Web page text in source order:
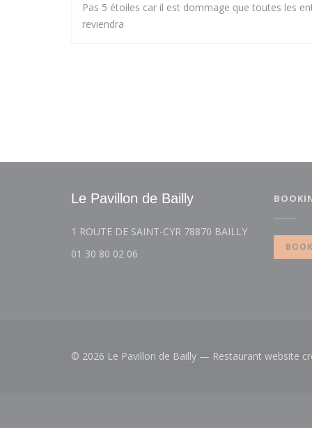
Pas 5 étoiles car il est dommage que toutes les
reviendra
Le Pavillon de Bailly
1 ROUTE DE SAINT-CYR 78870 BAILLY((opens in a
01 30 80 02 06
© 2026 Le Pavillon de Bailly — Restaurant website